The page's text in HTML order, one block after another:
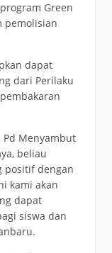
Green
pemolisian
dapat
dari Perilaku
Pd Menyambut
beliau
positif dengan
kami akan
dapat
siswa dan